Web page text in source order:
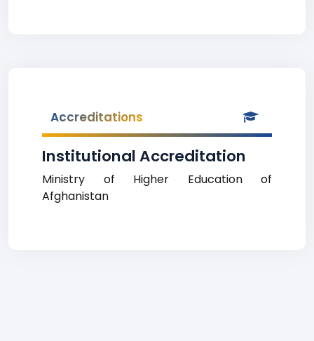
Accreditations
Institutional Accreditation
Ministry of Higher Education of
Afghanistan